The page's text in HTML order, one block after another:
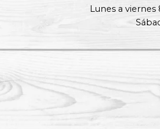
Lunes a viernes